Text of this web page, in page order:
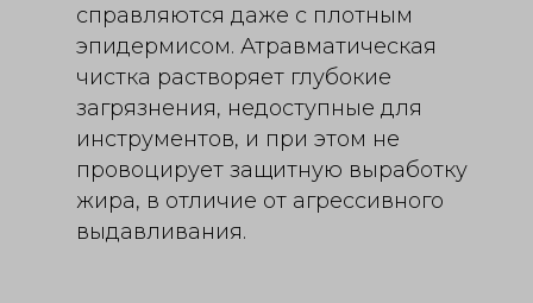
справляются даже с плотным
эпидермисом. Атравматическая
чистка растворяет глубокие
загрязнения, недоступные для
инструментов, и при этом не
провоцирует защитную выработку
жира, в отличие от агрессивного
выдавливания.